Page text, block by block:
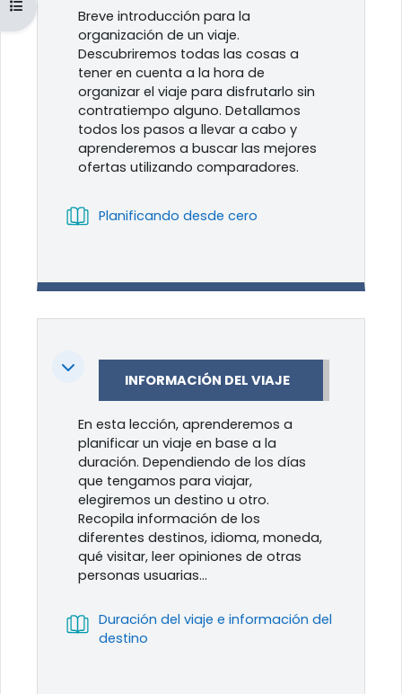
Abrir índice del curso
Breve introducción para la
organización de un viaje.
Descubriremos todas las cosas a
tener en cuenta a la hora de
organizar el viaje para disfrutarlo sin
contratiempo alguno. Detallamos
todos los pasos a llevar a cabo y
aprenderemos a buscar las mejores
ofertas utilizando comparadores.
Planificando desde cero
Colapsar INFORMACIÓN DEL VIAJE
En esta lección, aprenderemos a
planificar un viaje en base a la
duración. Dependiendo de los días
que tengamos para viajar,
elegiremos un destino u otro.
Recopila información de los
diferentes destinos, idioma, moneda,
qué visitar, leer opiniones de otras
personas usuarias…
Duración del viaje e información del
destino